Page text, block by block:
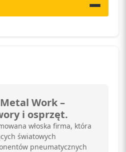
Work –
i osprzęt.
włoska firma, która
światowych
pneumatycznych